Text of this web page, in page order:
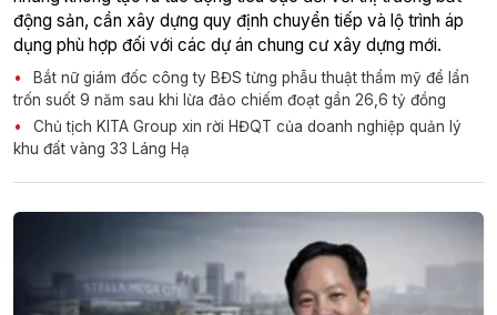
động sản, cần xây dựng quy định chuyển tiếp và lộ trình áp
dụng phù hợp đối với các dự án chung cư xây dựng mới.
Bắt nữ giám đốc công ty BĐS từng phẫu thuật thẩm mỹ để lẩn
trốn suốt 9 năm sau khi lừa đảo chiếm đoạt gần 26,6 tỷ đồng
Chủ tịch KITA Group xin rời HĐQT của doanh nghiệp quản lý
khu đất vàng 33 Láng Hạ